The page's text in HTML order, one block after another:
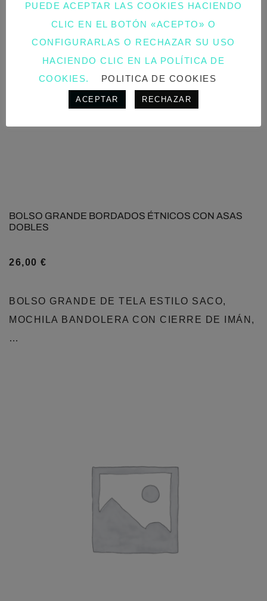
BOLSO GRANDE BORDADOS ÉTNICOS CON ASAS
DOBLES
26,00 €
BOLSO GRANDE DE TELA ESTILO SACO,
MOCHILA BANDOLERA CON CIERRE DE IMÁN,
…
PUEDE ACEPTAR LAS COOKIES HACIENDO
CLIC EN EL BOTÓN «ACEPTO» O
CONFIGURARLAS O RECHAZAR SU USO
HACIENDO CLIC EN LA POLÍTICA DE
COOKIES.
POLITICA DE COOKIES
ACEPTAR RECHAZAR